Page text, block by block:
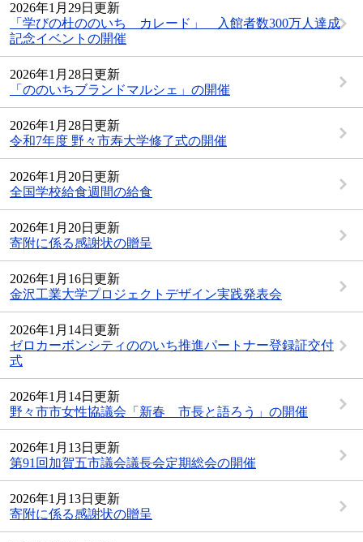
2026年1月29日更新
「学びの杜ののいち カレード」 入館者数300万人達成
記念イベントの開催
2026年1月28日更新
「ののいちブランドマルシェ」の開催
2026年1月28日更新
令和7年度 野々市寿大学修了式の開催
2026年1月20日更新
全国学校給食週間の給食
2026年1月20日更新
寄附に係る感謝状の贈呈
2026年1月16日更新
金沢工業大学プロジェクトデザイン実践発表会
2026年1月14日更新
ゼロカーボンシティののいち推進パートナー登録証交付
式
2026年1月14日更新
野々市市女性協議会「新春 市長と語ろう」の開催
2026年1月13日更新
第91回加賀五市議会議長会定期総会の開催
2026年1月13日更新
寄附に係る感謝状の贈呈